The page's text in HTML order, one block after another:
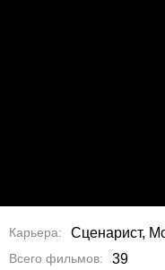
Карьера Сценарист,
Всего фильмов 39